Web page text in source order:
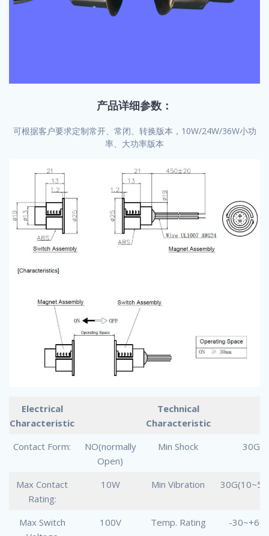
产品详细参数：
可根据客户要求定制常开、常闭、转换版本，10W/24W/36W小功
率、大功率版本
Electrical
Characteristic
Technical
Characteristic
Contact Form:
NO(normally
Open)
Min Shock 30G
Max Contact
Rating:
10W Min Vibration
Max Switch
100V Temp. Rating -